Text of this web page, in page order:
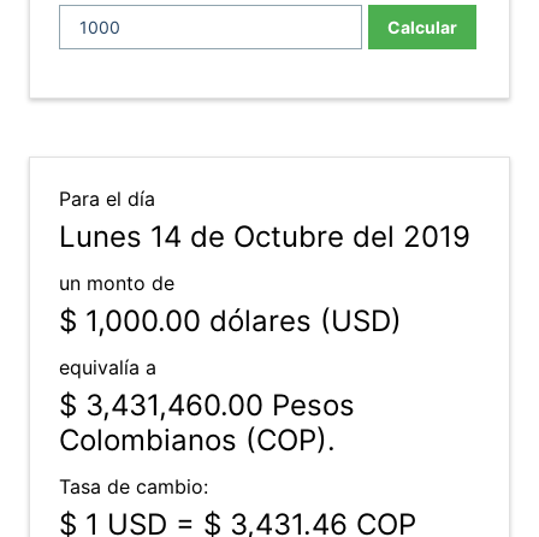
Calcular
Para el día
Lunes 14 de Octubre del 2019
un monto de
$ 1,000.00 dólares (USD)
equivalía a
$ 3,431,460.00 Pesos
Colombianos (COP).
Tasa de cambio:
$ 1 USD = $ 3,431.46 COP